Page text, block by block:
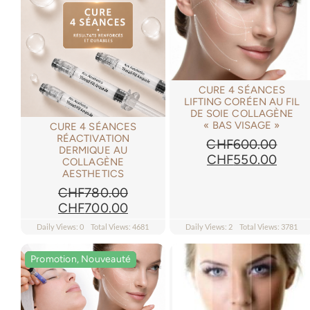
CURE 4 SÉANCES
RÉACTIVATION
DERMIQUE AU
COLLAGÈNE
AESTHETICS
CHF780.00
Le
prix
était :
CHF780.00.
CHF700.00Le
prix
est :
CHF700.00.
Daily Views: 0 Total Views: 4681
CURE 4 SÉANCES
LIFTING CORÉEN AU FIL
DE SOIE COLLAGÈNE
« BAS VISAGE »
CHF600.00
Le
CHF600.00.
CHF550.00Le
Daily Views: 2 Total Views: 3781
Promotion, Nouveauté
Promotion, Nouveauté